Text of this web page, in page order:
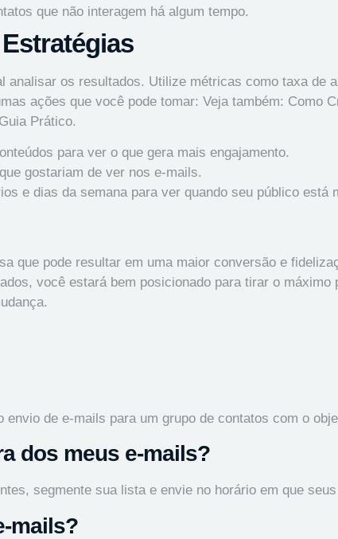
que não interagem há algum tempo.
os resultados. Utilize métricas como taxa de
ações que você pode tomar: Veja também: Como
Prático.
para ver o que gera mais engajamento.
gostariam de ver nos e-mails.
e dias da semana para ver quando seu público está
que pode resultar em uma maior conversão e
você estará bem posicionado para tirar o
de e-mails para um grupo de contatos com o
dos meus e-mails?
segmente sua lista e envie no horário em que
mails?